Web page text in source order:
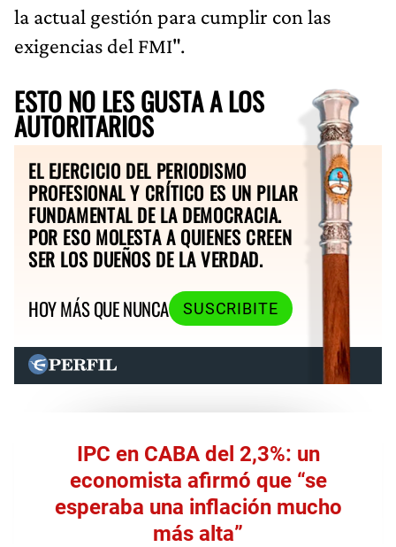
la actual gestión para cumplir con las
exigencias del FMI".
ESTO NO LES GUSTA A LOS
AUTORITARIOS
EL EJERCICIO DEL PERIODISMO
PROFESIONAL Y CRÍTICO ES UN PILAR
FUNDAMENTAL DE LA DEMOCRACIA.
POR ESO MOLESTA A QUIENES CREEN
SER LOS DUEÑOS DE LA VERDAD.
HOY MÁS QUE NUNCA
SUSCRIBITE
IPC en CABA del 2,3%: un
economista afirmó que “se
esperaba una inflación mucho
más alta”